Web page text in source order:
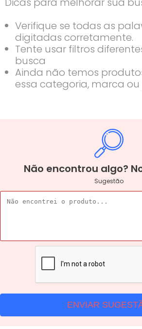
Verifique se todas as
digitadas corretamente.
Tente usar filtros
busca
Ainda não temos
essa categoria, marca
Não encontrou algo?
Sugestão
ENVIAR